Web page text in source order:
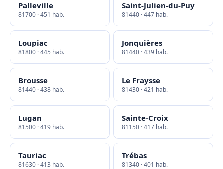
Palleville
81700 · 451 hab.
Saint-Julien-du-Puy
81440 · 447 hab.
Loupiac
81800 · 445 hab.
Jonquières
81440 · 439 hab.
Brousse
81440 · 438 hab.
Le Fraysse
81430 · 421 hab.
Lugan
81500 · 419 hab.
Sainte-Croix
81150 · 417 hab.
Tauriac
81630 · 413 hab.
Trébas
81340 · 401 hab.